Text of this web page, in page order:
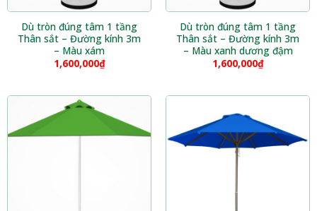
Dù tròn đúng tâm 1 tầng
Thân sắt – Đường kính 3m
– Màu xám
1,600,000₫
Dù tròn đúng tâm 1 tầng
Thân sắt – Đường kính 3m
– Màu xanh dương đậm
1,600,000₫